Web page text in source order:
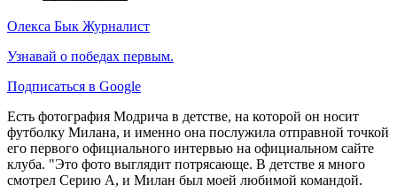
Олекса Бык Журналист
Узнавай о победах первым.
Подписаться в Google
Есть фотография Модрича в детстве, на которой он носит
футболку Милана, и именно она послужила отправной точкой
его первого официального интервью на официальном сайте
клуба. "Это фото выглядит потрясающе. В детстве я много
смотрел Серию А, и Милан был моей любимой командой.